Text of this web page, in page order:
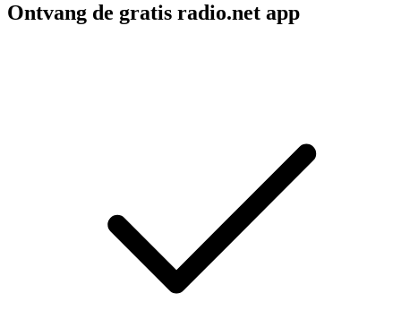
Ontvang de gratis radio.net app